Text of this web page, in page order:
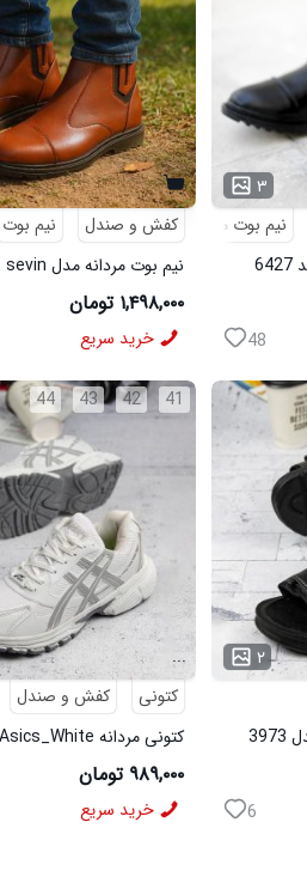
۳
نیم بوت مردانه
48
کفش و صندل
نیم بوت
6426
۱,۴۹۸,۰۰۰ تومان
خرید سریع
۲
6
41
42
43
44
...
کتونی
کفش و صندل
کتونی مردانه Asics_White مدل 3975
۹۸۹,۰۰۰ تومان
خرید سریع